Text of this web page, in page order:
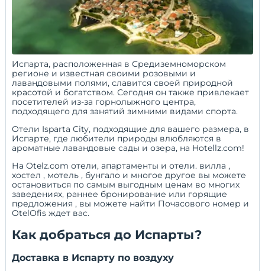
Испарта, расположенная в Средиземноморском
регионе и известная своими розовыми и
лавандовыми полями, славится своей природной
красотой и богатством. Сегодня он также привлекает
посетителей из-за горнолыжного центра,
подходящего для занятий зимними видами спорта.
Отели Isparta City, подходящие для вашего размера, в
Испарте, где любители природы влюбляются в
ароматные лавандовые сады и озера, на Hotellz.com!
На Otelz.com отели, апартаменты и отели. вилла ,
хостел , мотель , бунгало и многое другое вы можете
остановиться по самым выгодным ценам во многих
заведениях, раннее бронирование или горящие
предложения , вы можете найти Почасового номер и
OtelOfisждет вас.
Как добраться до Испарты?
Доставка в Испарту по воздуху